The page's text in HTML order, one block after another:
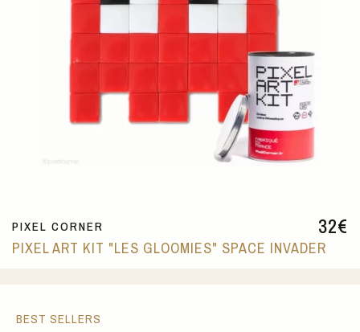
32€
PIXEL CORNER
PIXEL ART KIT "LES GLOOMIES" SPACE INVADER
BEST SELLERS